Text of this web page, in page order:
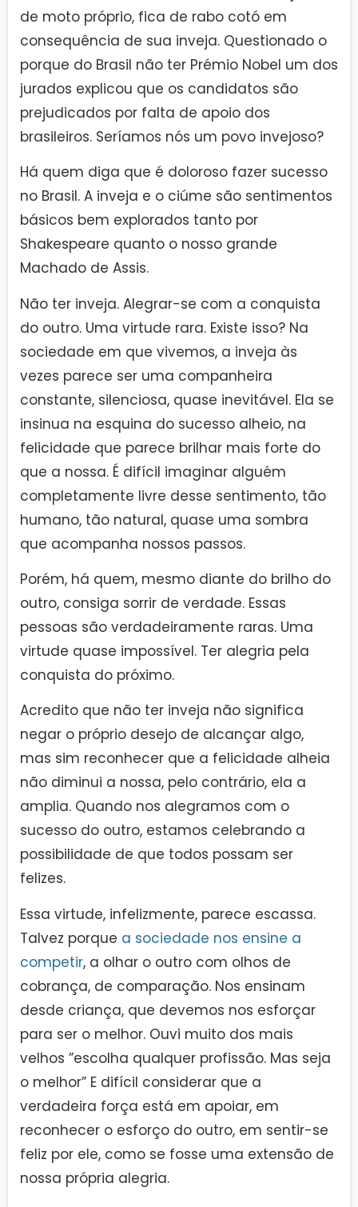
de moto próprio, fica de rabo cotó em
consequência de sua inveja. Questionado o
porque do Brasil não ter Prémio Nobel um dos
jurados explicou que os candidatos são
prejudicados por falta de apoio dos
brasileiros. Seríamos nós um povo invejoso?
Há quem diga que é doloroso fazer sucesso
no Brasil. A inveja e o ciúme são sentimentos
básicos bem explorados tanto por
Shakespeare quanto o nosso grande
Machado de Assis.
Não ter inveja. Alegrar-se com a conquista
do outro. Uma virtude rara. Existe isso? Na
sociedade em que vivemos, a inveja às
vezes parece ser uma companheira
constante, silenciosa, quase inevitável. Ela se
insinua na esquina do sucesso alheio, na
felicidade que parece brilhar mais forte do
que a nossa. É difícil imaginar alguém
completamente livre desse sentimento, tão
humano, tão natural, quase uma sombra
que acompanha nossos passos.
Porém, há quem, mesmo diante do brilho do
outro, consiga sorrir de verdade. Essas
pessoas são verdadeiramente raras. Uma
virtude quase impossível. Ter alegria pela
conquista do próximo.
Acredito que não ter inveja não significa
negar o próprio desejo de alcançar algo,
mas sim reconhecer que a felicidade alheia
não diminui a nossa, pelo contrário, ela a
amplia. Quando nos alegramos com o
sucesso do outro, estamos celebrando a
possibilidade de que todos possam ser
felizes.
Essa virtude, infelizmente, parece escassa.
Talvez porque a sociedade nos ensine a
competir, a olhar o outro com olhos de
cobrança, de comparação. Nos ensinam
desde criança, que devemos nos esforçar
para ser o melhor. Ouvi muito dos mais
velhos ”escolha qualquer profissão. Mas seja
o melhor” E difícil considerar que a
verdadeira força está em apoiar, em
reconhecer o esforço do outro, em sentir-se
feliz por ele, como se fosse uma extensão de
nossa própria alegria.